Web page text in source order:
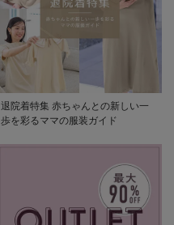
退院着特集 赤ちゃんとの新しい一
歩を彩るママの服装ガイド